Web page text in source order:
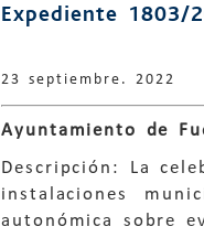
Expediente 1803/
23 septiembre. 2022
Ayuntamiento de
Descripción: La
instalaciones
autonómica sobre